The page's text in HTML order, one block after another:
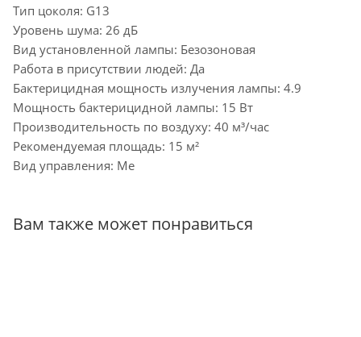
Тип цоколя: G13
Уровень шума: 26 дБ
Вид установленной лампы: Безозоновая
Работа в присутствии людей: Да
Бактерицидная мощность излучения лампы: 4.9
Мощность бактерицидной лампы: 15 Вт
Производительность по воздуху: 40 м³/час
Рекомендуемая площадь: 15 м²
Вид управления: Ме
Вам также может понравиться